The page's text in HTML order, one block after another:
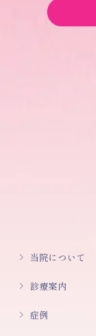
当院について
診療案内
症例